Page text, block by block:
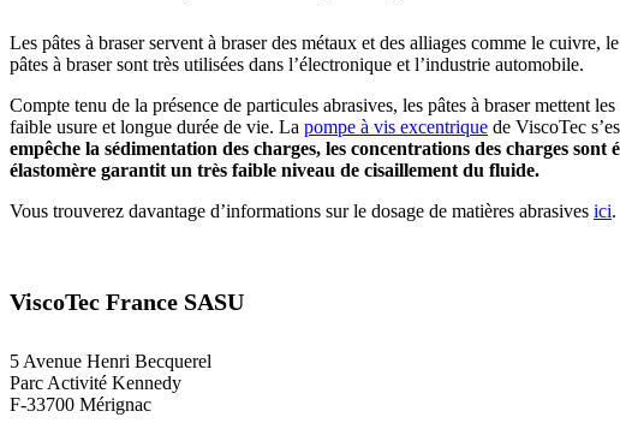
Les pâtes à braser servent à braser des métaux et des alliages comme le
pâtes à braser sont très utilisées dans l’électronique et l’industrie automobile.
Compte tenu de la présence de particules abrasives, les pâtes à braser mettent
faible usure et longue durée de vie. La pompe à vis excentrique de ViscoTec
empêche la sédimentation des charges, les concentrations des charges
élastomère garantit un très faible niveau de cisaillement du fluide.
Vous trouverez davantage d’informations sur le dosage de matières abrasives ici.
ViscoTec France SASU
5 Avenue Henri Becquerel
Parc Activité Kennedy
F-33700 Mérignac